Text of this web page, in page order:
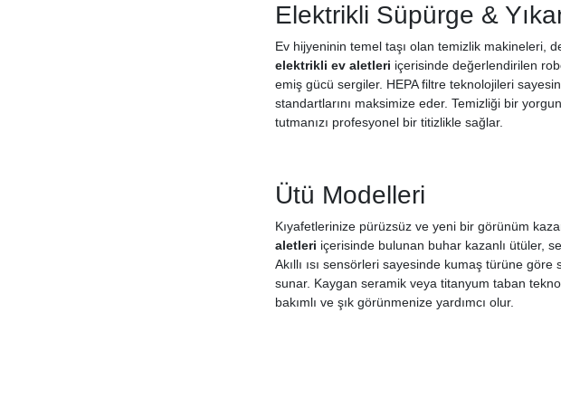
Elektrikli Süpürge &
Ev hijyeninin temel taşı olan temizlik makineleri,
elektrikli ev aletleri içerisinde değerlendirilen
emiş gücü sergiler. HEPA filtre teknolojileri
standartlarını maksimize eder. Temizliği bir
tutmanızı profesyonel bir titizlikle sağlar.
Ütü Modelleri
Kıyafetlerinize pürüzsüz ve yeni bir görünüm
aletleri içerisinde bulunan buhar kazanlı ütüler,
Akıllı ısı sensörleri sayesinde kumaş türüne
sunar. Kaygan seramik veya titanyum taban
bakımlı ve şık görünmenize yardımcı olur.